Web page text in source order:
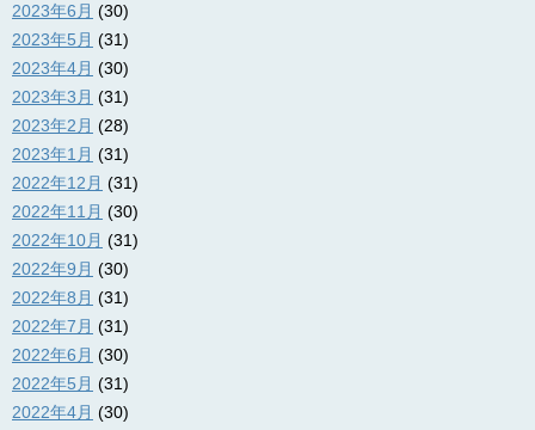
2023年6月 (30)
2023年5月 (31)
2023年4月 (30)
2023年3月 (31)
2023年2月 (28)
2023年1月 (31)
2022年12月 (31)
2022年11月 (30)
2022年10月 (31)
2022年9月 (30)
2022年8月 (31)
2022年7月 (31)
2022年6月 (30)
2022年5月 (31)
2022年4月 (30)